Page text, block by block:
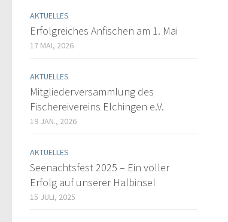
AKTUELLES
Erfolgreiches Anfischen am 1. Mai
17 MAI, 2026
AKTUELLES
Mitgliederversammlung des
Fischereivereins Elchingen e.V.
19 JAN., 2026
AKTUELLES
Seenachtsfest 2025 – Ein voller
Erfolg auf unserer Halbinsel
15 JULI, 2025